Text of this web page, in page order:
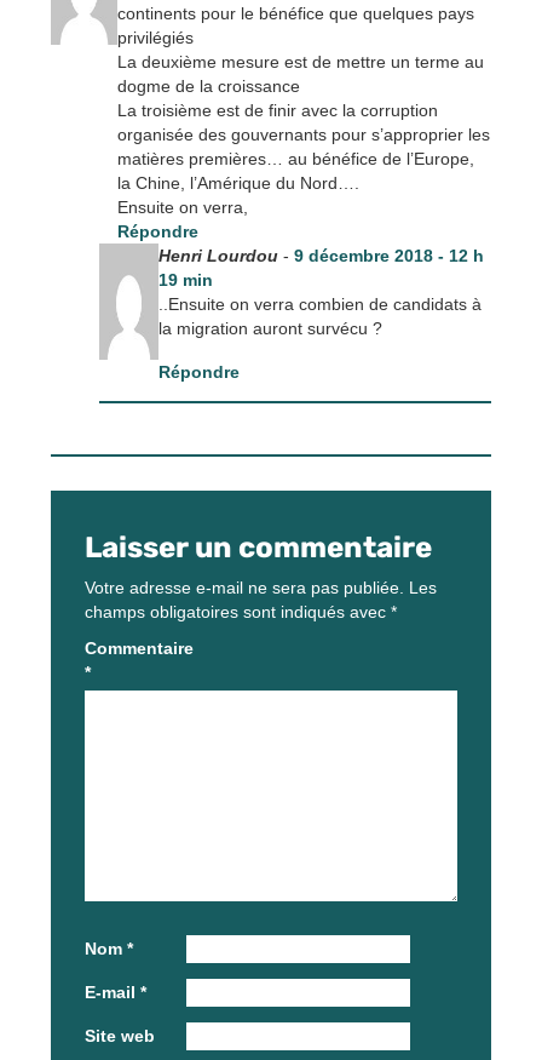
continents pour le bénéfice que quelques pays
privilégiés
La deuxième mesure est de mettre un terme au
dogme de la croissance
La troisième est de finir avec la corruption
organisée des gouvernants pour s’approprier les
matières premières… au bénéfice de l’Europe,
la Chine, l’Amérique du Nord….
Ensuite on verra,
Répondre
Henri Lourdou- 9 décembre 2018 - 12 h
19 min
..Ensuite on verra combien de candidats à
la migration auront survécu ?
Répondre
Laisser un commentaire
Votre adresse e-mail ne sera pas publiée. Les
champs obligatoires sont indiqués avec *
Commentaire
*
Nom *
E-mail *
Site web